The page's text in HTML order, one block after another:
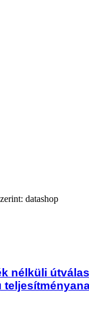
datashop
nélküli